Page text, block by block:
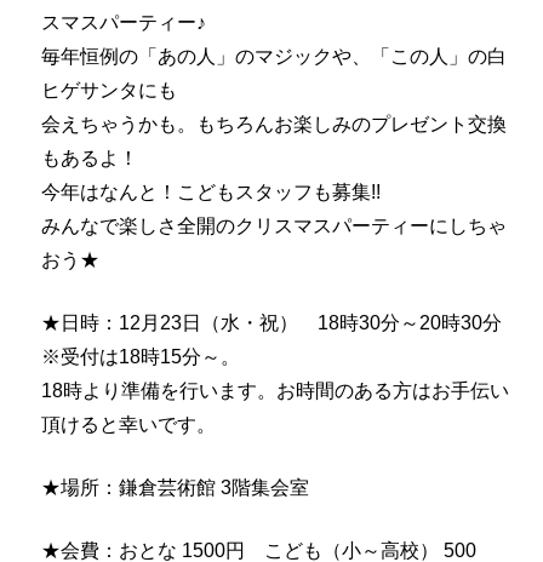
スマスパーティー♪
毎年恒例の「あの人」のマジックや、「この人」の白
ヒゲサンタにも
会えちゃうかも。もちろんお楽しみのプレゼント交換
もあるよ！
今年はなんと！こどもスタッフも募集!!
みんなで楽しさ全開のクリスマスパーティーにしちゃ
おう★
★日時：12月23日（水・祝） 18時30分～20時30分
※受付は18時15分～。
18時より準備を行います。 お時間のある方はお手伝い
頂けると幸いです。
★場所：鎌倉芸術館 3階集会室
★会費：おとな 1500円 こども（小～高校） 500